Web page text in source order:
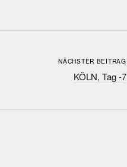
NÄCHSTER BEITRAG
KÖLN, Tag -7